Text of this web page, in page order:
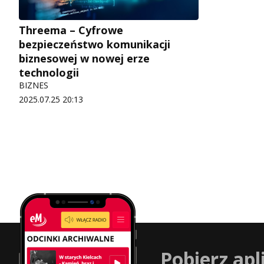
Threema – Cyfrowe
bezpieczeństwo komunikacji
biznesowej w nowej erze
technologii
BIZNES
2025.07.25 20:13